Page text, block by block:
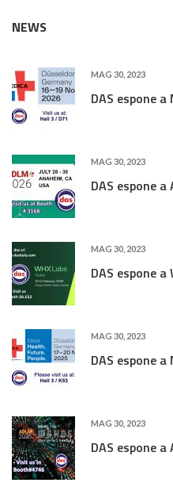
NEWS
MAG 30, 2023
DAS espone a
MAG 30, 2023
DAS espone a
MAG 30, 2023
DAS espone
MAG 30, 2023
DAS espone a
MAG 30, 2023
DAS espone a